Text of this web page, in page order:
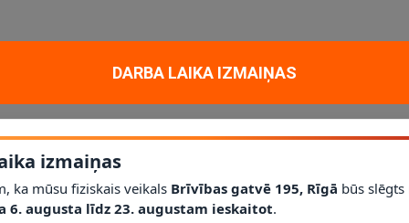
– piemērota, ja vienā telpā vēlaties izgaismot vairākas
un pielāgot vajadzīgajai zonai.
(spuldzes komplektā neietilpst).
guļamistabas vai gaiteņa interjeram.
DARBA LAIKA IZMAIŅAS
izmaiņas
ka mūsu fiziskais veikals Brīvības gatvē 195, Rīgā būs slēgts
6. augusta līdz 23. augustam ieskaitot.